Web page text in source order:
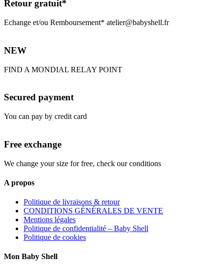
Retour gratuit*
Echange et/ou Remboursement* atelier@babyshell.fr
NEW
FIND A MONDIAL RELAY POINT
Secured payment
You can pay by credit card
Free exchange
We change your size for free, check our conditions
A propos
Politique de livraisons & retour
CONDITIONS GÉNÉRALES DE VENTE
Mentions légales
Politique de confidentialité – Baby Shell
Politique de cookies
Mon Baby Shell